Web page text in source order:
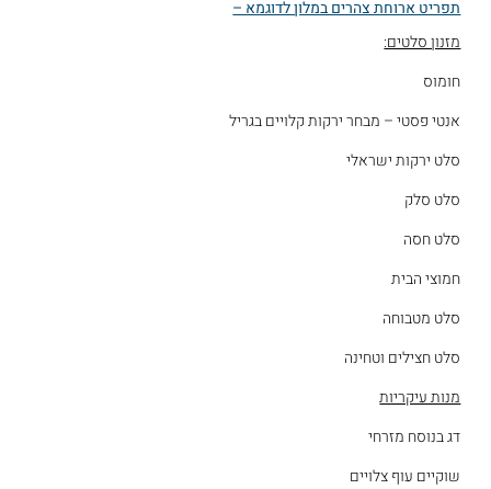
תפריט ארוחת צהרים במלון לדוגמא –
מזנון סלטים:
חומוס
אנטי פסטי – מבחר ירקות קלויים בגריל
סלט ירקות ישראלי
סלט סלק
סלט חסה
חמוצי הבית
סלט מטבוחה
סלט חצילים וטחינה
מנות עיקריות
דג בנוסח מזרחי
שוקיים עוף צלויים